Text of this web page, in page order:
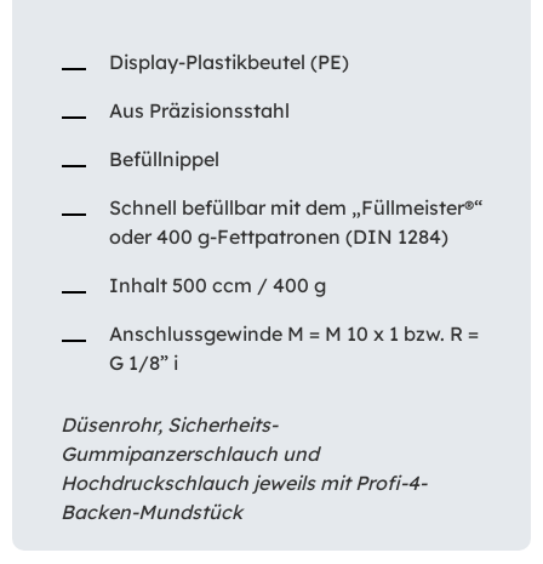
Display-Plastikbeutel (PE)
Aus Präzisionsstahl
Befüllnippel
Schnell befüllbar mit dem „Füllmeister®“
oder 400 g-Fettpatronen (DIN 1284)
Inhalt 500 ccm / 400 g
Anschlussgewinde M = M 10 x 1 bzw. R =
G 1/8” i
Düsenrohr, Sicherheits-
Gummipanzerschlauch und
Hochdruckschlauch jeweils mit Profi-4-
Backen-Mundstück